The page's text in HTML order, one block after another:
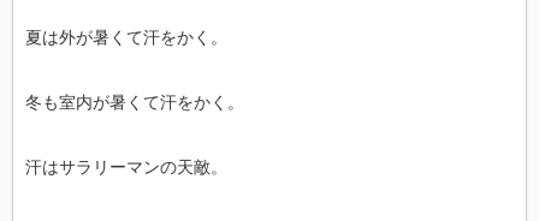
夏は外が暑くて汗をかく。
冬も室内が暑くて汗をかく。
汗はサラリーマンの天敵。